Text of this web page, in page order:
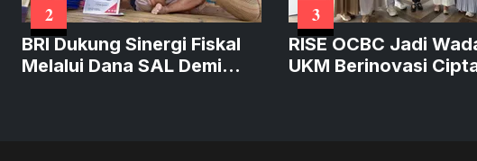
2
BRI Dukung Sinergi Fiskal
Melalui Dana SAL Demi
3
RISE OCBC Jadi
UKM Berinovasi